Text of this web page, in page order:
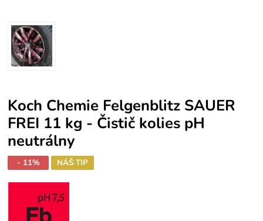
Koch Chemie Felgenblitz SAUER
FREI 11 kg - Čistič kolies pH
neutrálny
- 11% NÁŠ TIP